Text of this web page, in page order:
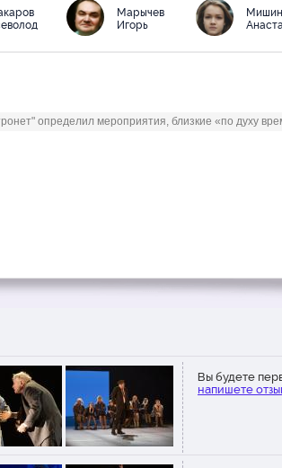
Марычев
Игорь
определил мероприятия, близкие «по духу
Вы будете
напишете